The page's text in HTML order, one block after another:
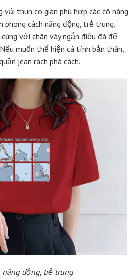
vải thun co giãn phù hợp các cô nàng
cách năng động, trẻ trung.
với chân váy ngắn điệu đà để
muốn thể hiện cá tính bản thân,
jean rách phá cách.
năng động, trẻ trung